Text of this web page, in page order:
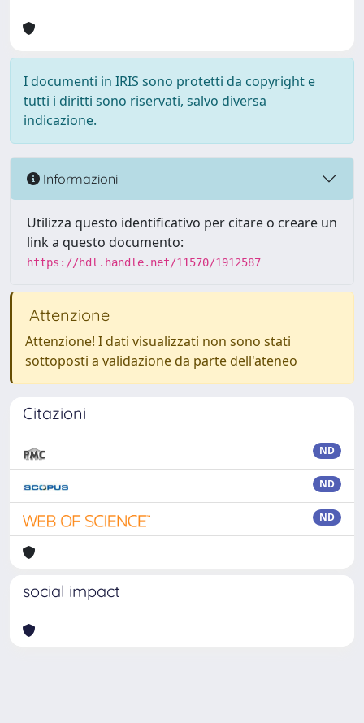
I documenti in IRIS sono protetti da copyright e
tutti i diritti sono riservati, salvo diversa
indicazione.
Informazioni
Utilizza questo identificativo per citare o creare un
link a questo documento:
https://hdl.handle.net/11570/1912587
Attenzione
Attenzione! I dati visualizzati non sono stati
sottoposti a validazione da parte dell'ateneo
Citazioni
ND
ND
ND
social impact